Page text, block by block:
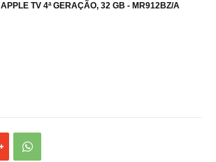
APPLE TV 4ª GERAÇÃO, 32 GB - MR912BZ/A